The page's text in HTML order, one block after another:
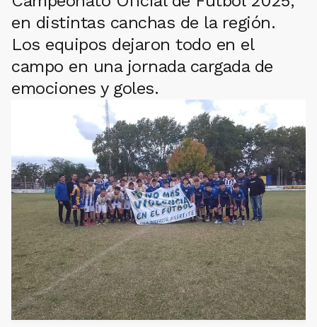
en distintas canchas de la región.
Los equipos dejaron todo en el
campo en una jornada cargada de
emociones y goles.